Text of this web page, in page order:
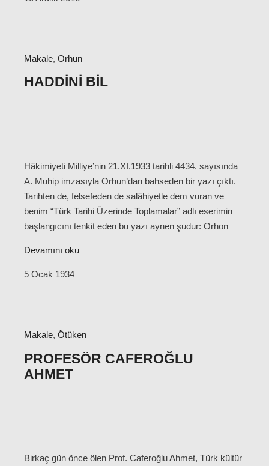
Makale, Orhun
HADDINI BIL
Hâkimiyeti Milliye’nin 21.XI.1933 tarihli 4434. sayısında
A. Muhip imzasıyla Orhun’dan bahseden bir yazı çıktı.
Tarihten de, felsefeden de salâhiyetle dem vuran ve
benim “Türk Tarihi Üzerinde Toplamalar” adlı eserimin
başlangıcını tenkit eden bu yazı aynen şudur: Orhon
Devamını oku
5 Ocak 1934
Makale, Ötüken
PROFESÖR CAFEROĞLU
AHMET
Birkaç gün önce ölen Prof. Caferoğlu Ahmet, Türk kültür